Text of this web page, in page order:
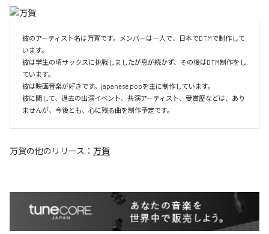
彼のアーティスト名は万賀です。メンバーは一人で、日本でDTMで制作して
います。
彼は学生の頃サックスに挑戦しましたが息が続かず、その後はDTM制作をし
ています。
彼は映画音楽が好きです。japanese popを主に制作しています。
彼に関して、過去の出演イベント、共演アーティスト、受賞歴などは、あり
ませんが、今後とも、心に残る曲を制作予定です。
万賀の他のリリース： 万賀